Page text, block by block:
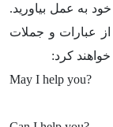
به عمل بیاورید.
عبارات و جملات
کرد:
May I help you?